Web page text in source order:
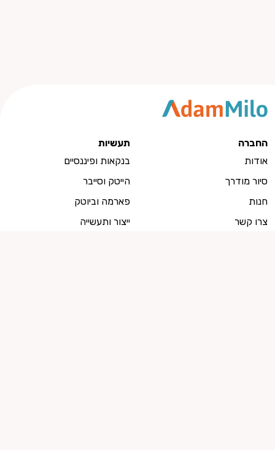
החברה
אודות
סיור מודרך
חנות
צרו קשר
תעשיות
בנקאות ופיננסיים
הייטק וסייבר
פארמה וביוטק
ייצור ותעשייה